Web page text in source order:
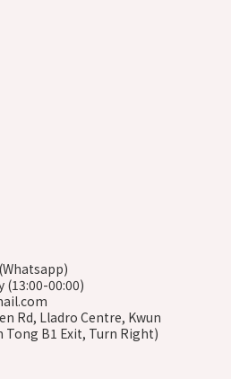
(13:00-00:00)
Rd, Lladro Centre, Kwun
B1 Exit, Turn Right)